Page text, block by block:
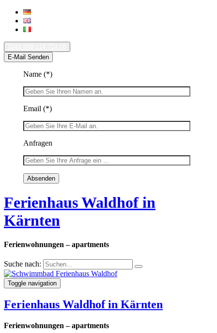
E-Mail Senden
Name (*)
Email (*)
Anfragen
Ferienhaus Waldhof in
Kärnten
Ferienwohnungen – apartments
Suche nach:
Toggle navigation
Ferienhaus Waldhof in Kärnten
Ferienwohnungen – apartments